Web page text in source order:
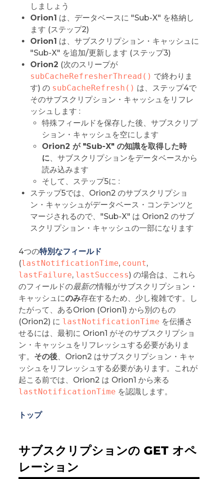
しましょう
Orion1 は、データベースに "Sub-X" を格納し
ます (ステップ2)
Orion1 は、サブスクリプション・キャッシュに
"Sub-X" を追加/更新します (ステップ3)
Orion2 (次のスリープが
subCacheRefresherThread() で終わりま
す) の subCacheRefresh() は、ステップ4で
そのサブスクリプション・キャッシュをリフレ
ッシュします :
特殊フィールドを保存した後、サブスクリプ
ション・キャッシュを空にします
Orion2 が "Sub-X" の知識を取得した時
に、サブスクリプションをデータベースから
読み込みます
そして、ステップ5に :
ステップ5では、Orion2 のサブスクリプショ
ン・キャッシュがデータベース・コンテンツと
マージされるので、"Sub-X" は Orion2 のサブ
スクリプション・キャッシュの一部になります
4つの特別なフィールド
(lastNotificationTime, count,
lastFailure, lastSuccess) の場合は、これら
のフィールドの最新の情報がサブスクリプション・
キャッシュにのみ存在するため、少し複雑です。し
たがって、あるOrion (Orion1) から別のもの
(Orion2) に lastNotificationTime を伝播さ
せるには、最初に Orion1 がそのサブスクリプショ
ン・キャッシュをリフレッシュする必要がありま
す。 その後、Orion2 はサブスクリプション・キャ
ッシュをリフレッシュする必要があります。これが
起こる前では、Orion2 は Orion1 から来る
lastNotificationTime を認識します。
トップ
サブスクリプションの GET オペ
レーション